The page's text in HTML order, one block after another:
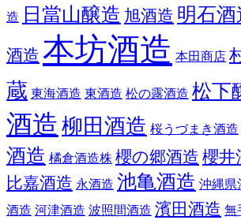
造 日當山醸造 旭酒造 明石酒
酒造 本坊酒造 本田商店
蔵 東海酒造 東酒造 松の露酒造 松下
酒造 柳田酒造 桜うづまき酒造
酒造 橘倉酒造株 櫻の郷酒造 櫻井
比嘉酒造 永酒造 池亀酒造 沖縄県
酒造 河津酒造 波照間酒造 濱田酒造 無